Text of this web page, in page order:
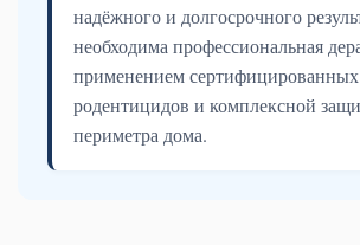
надёжного и долгосрочного
необходима профессиональная
применением сертифицированных
родентицидов и комплексной
периметра дома.